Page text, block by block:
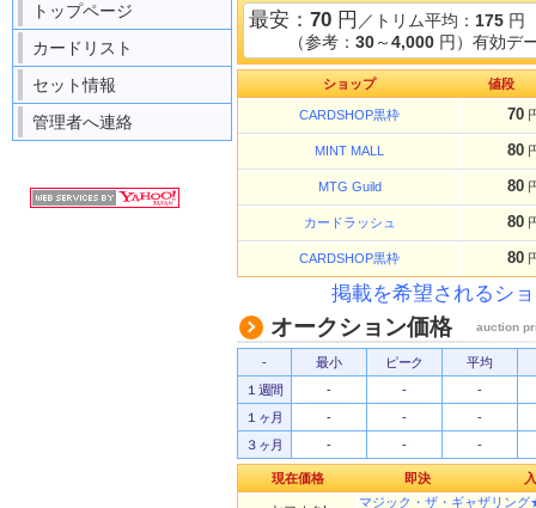
トップページ
カードリスト
セット情報
管理者へ連絡
最安： 70 円 ／トリム平均： 175 円
（参考： 30～4,000 円）有効デ
ショップ 値段
CARDSHOP黒枠 70
MINT MALL 80
MTG Guild 80
カードラッシュ 80
CARDSHOP黒枠 80
掲載を希望されるシ
オークション価格 auction
- 最小 ピーク
平均
１週間
- -
-
１ヶ月
- -
-
３ヶ月
- - -
現在価格 即決
マジック・ザ・ギャザリン